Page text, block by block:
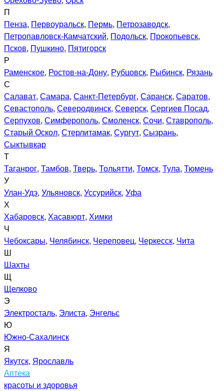
П
Пенза, Первоуральск, Пермь, Петрозаводск,
Петропавловск-Камчатский, Подольск, Прокопьевск,
Псков, Пушкино, Пятигорск
Р
Раменское, Ростов-на-Дону, Рубцовск, Рыбинск, Рязань
С
Салават, Самара, Санкт-Петербург, Саранск, Саратов,
Севастополь, Северодвинск, Северск, Сергиев Посад,
Серпухов, Симферополь, Смоленск, Сочи, Ставрополь,
Старый Оскол, Стерлитамак, Сургут, Сызрань,
Сыктывкар
Т
Таганрог, Тамбов, Тверь, Тольятти, Томск, Тула, Тюмень
У
Улан-Удэ, Ульяновск, Уссурийск, Уфа
Х
Хабаровск, Хасавюрт, Химки
Ч
Чебоксары, Челябинск, Череповец, Черкесск, Чита
Ш
Шахты
Щ
Щелково
Э
Электросталь, Элиста, Энгельс
Ю
Южно-Сахалинск
Я
Якутск, Ярославль
Аптека
красоты и здоровья